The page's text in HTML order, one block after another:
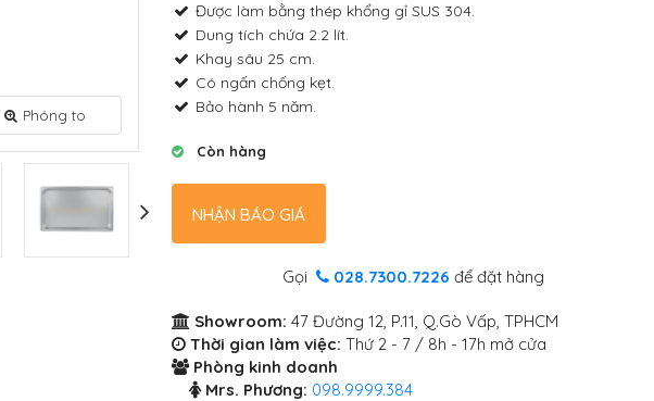
Phóng to
Được làm bằng thép khổng gỉ SUS 304.
Dung tích chứa 2.2 lít.
Khay sâu 25 cm.
Có ngấn chống kẹt.
Bảo hành 5 năm.
Còn hàng
NHẬN BÁO GIÁ
Gọi 028.7300.7226 để đặt hàng
Showroom: 47 Đường 12, P.11, Q.Gò Vấp, TPHCM
Thời gian làm việc: Thứ 2 - 7 / 8h - 17h mở cửa
Phòng kinh doanh
Mrs. Phương: 098.9999.384